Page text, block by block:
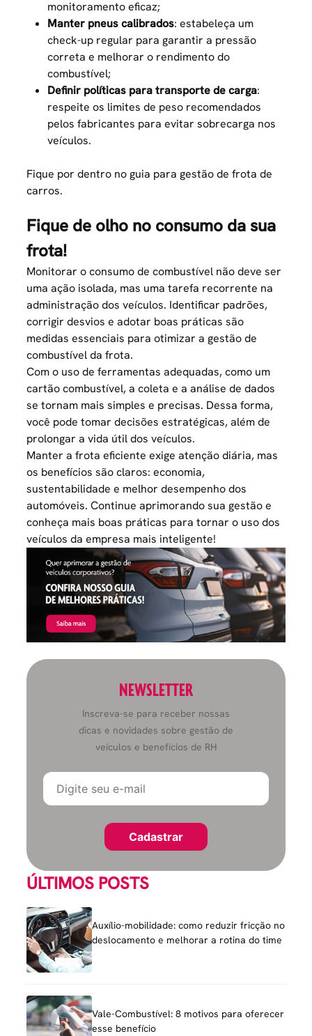
monitoramento eficaz;
Manter pneus calibrados: estabeleça um
check-up regular para garantir a pressão
correta e melhorar o rendimento do
combustível;
Definir políticas para transporte de carga:
respeite os limites de peso recomendados
pelos fabricantes para evitar sobrecarga nos
veículos.
Fique por dentro no guia para gestão de frota de
carros.
Fique de olho no consumo da sua
frota!
Monitorar o consumo de combustível não deve ser
uma ação isolada, mas uma tarefa recorrente na
administração dos veículos. Identificar padrões,
corrigir desvios e adotar boas práticas são
medidas essenciais para otimizar a gestão de
combustível da frota.
Com o uso de ferramentas adequadas, como um
cartão combustível, a coleta e a análise de dados
se tornam mais simples e precisas. Dessa forma,
você pode tomar decisões estratégicas, além de
prolongar a vida útil dos veículos.
Manter a frota eficiente exige atenção diária, mas
os benefícios são claros: economia,
sustentabilidade e melhor desempenho dos
automóveis. Continue aprimorando sua gestão e
conheça mais boas práticas para tornar o uso dos
veículos da empresa mais inteligente!
NEWSLETTER
Inscreva-se para receber nossas
dicas e novidades sobre gestão de
veículos e benefícios de RH
ÚLTIMOS POSTS
Auxílio-mobilidade: como reduzir fricção no
deslocamento e melhorar a rotina do time
Vale-Combustível: 8 motivos para oferecer
esse benefício